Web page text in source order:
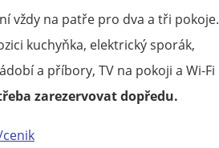
vždy na patře pro dva a tři pokoje.
kuchyňka, elektrický sporák,
a příbory, TV na pokoji a Wi-Fi
zarezervovat dopředu.